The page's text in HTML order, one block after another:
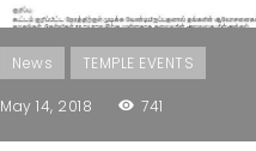
News TEMPLE EVENTS
May 14, 2018 741